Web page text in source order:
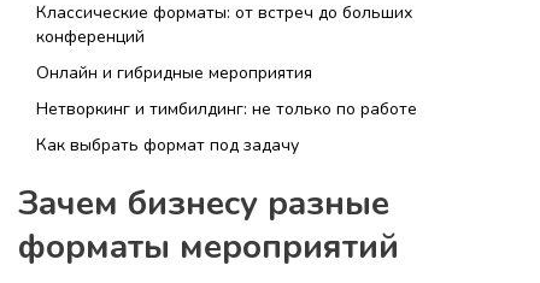
Классические форматы: от встреч до больших
конференций
Онлайн и гибридные мероприятия
Нетворкинг и тимбилдинг: не только по работе
Как выбрать формат под задачу
Зачем бизнесу разные
форматы мероприятий